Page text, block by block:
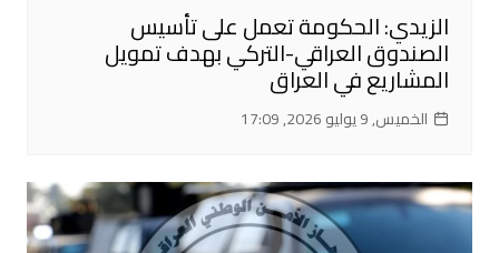
الزيدي: الحكومة تعمل على تأسيس
الصندوق العراقي-التركي بهدف تمويل
المشاريع في العراق
الخميس, 9 يوليو 2026, 17:09